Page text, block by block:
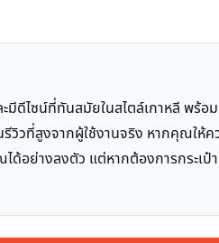
ดีไซน์ที่ทันสมัยในสไตล์เกาหลี พร้อ
วิวที่สูงจากผู้ใช้งานจริง หากคุณให้
ด้อย่างลงตัว แต่หากต้องการกระเ